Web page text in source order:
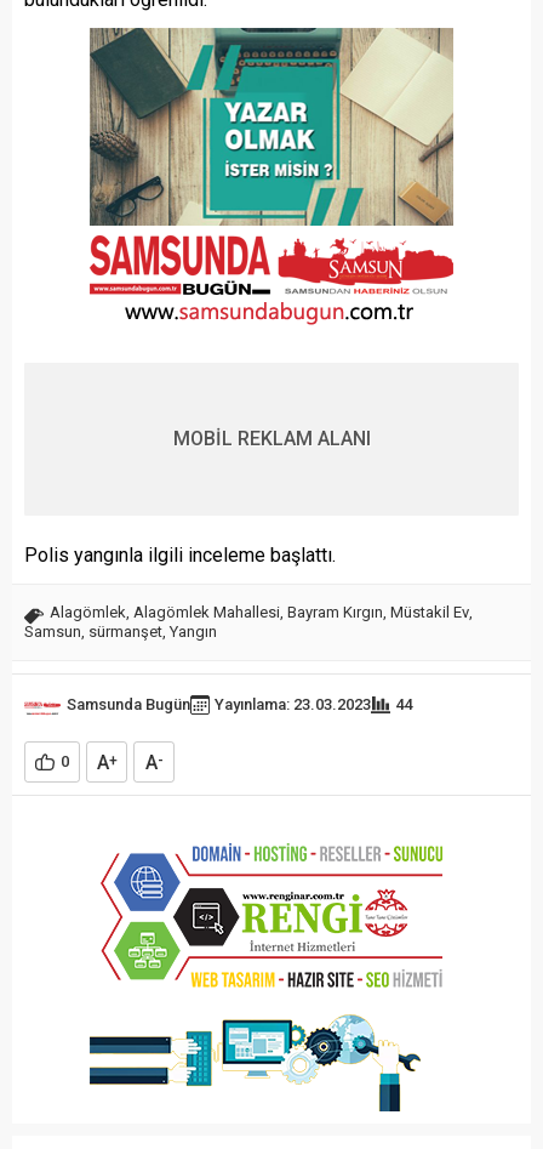
MOBİL REKLAM ALANI
Polis yangınla ilgili inceleme başlattı.
Alagömlek, Alagömlek Mahallesi, Bayram Kırgın, Müstakil Ev,
Samsun, sürmanşet, Yangın
Samsunda Bugün Yayınlama: 23.03.2023 44
0 A+ A-